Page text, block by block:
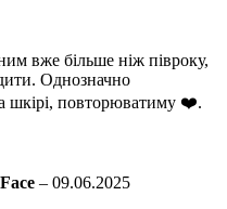
включайте у свою
один раз на
на внутрішню сторону
вже більше ніж півроку,
Однозначно
шкірі, повторюватиму ❤️.
– 09.06.2025